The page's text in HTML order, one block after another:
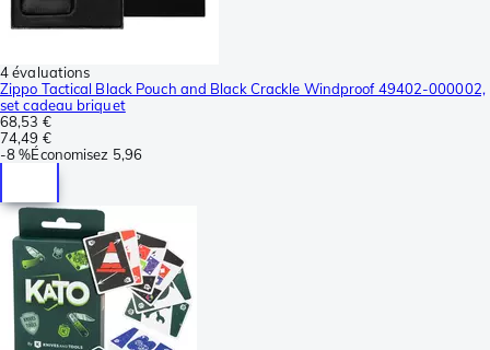
4 évaluations
Zippo Tactical Black Pouch and Black Crackle Windproof 49402-000002,
set cadeau briquet
68,53 €
74,49 €
-8 %Économisez 5,96